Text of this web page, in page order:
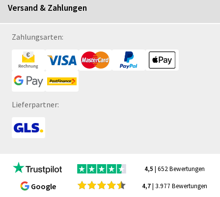
Versand & Zahlungen
Zahlungsarten:
Lieferpartner:
4,5 | 652 Bewertungen
Google 4,7| 3.977 Bewertungen